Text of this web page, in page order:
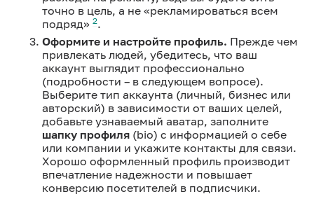
точно в цель, а не «рекламироваться всем
подряд» 2.
Оформите и настройте профиль. Прежде чем
привлекать людей, убедитесь, что ваш
аккаунт выглядит профессионально
(подробности – в следующем вопросе).
Выберите тип аккаунта (личный, бизнес или
авторский) в зависимости от ваших целей,
добавьте узнаваемый аватар, заполните
шапку профиля (bio) с информацией о себе
или компании и укажите контакты для связи.
Хорошо оформленный профиль производит
впечатление надежности и повышает
конверсию посетителей в подписчики.